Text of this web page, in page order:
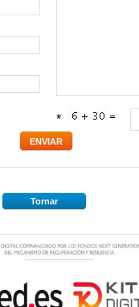
*
Tornar